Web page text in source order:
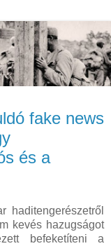
fake news
és a
haditengerészetről
kevés hazugságot
befeketíteni a